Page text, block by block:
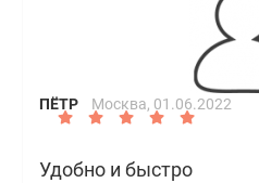
ПЁТР Москва, 01.06.2022
Удобно и быстро